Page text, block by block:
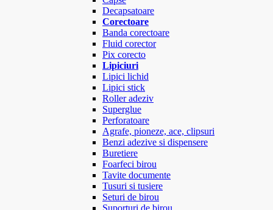
Decapsatoare
Corectoare
Banda corectoare
Fluid corector
Pix corecto
Lipiciuri
Lipici lichid
Lipici stick
Roller adeziv
Superglue
Perforatoare
Agrafe, pioneze, ace, clipsuri
Benzi adezive si dispensere
Buretiere
Foarfeci birou
Tavite documente
Tusuri si tusiere
Seturi de birou
Suporturi de birou